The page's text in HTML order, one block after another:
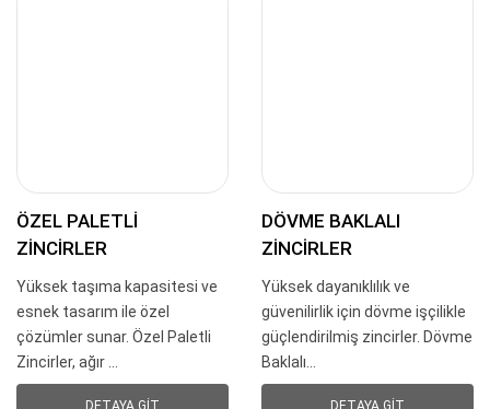
ÖZEL PALETLI
ZINCIRLER
Yüksek taşıma kapasitesi ve
esnek tasarım ile özel
çözümler sunar. Özel Paletli
Zincirler, ağır ...
DETAYA GIT
DÖVME BAKLALI
ZINCIRLER
Yüksek dayanıklılık ve
güvenilirlik için dövme işçilikle
güçlendirilmiş zincirler. Dövme
Baklalı...
DETAYA GIT